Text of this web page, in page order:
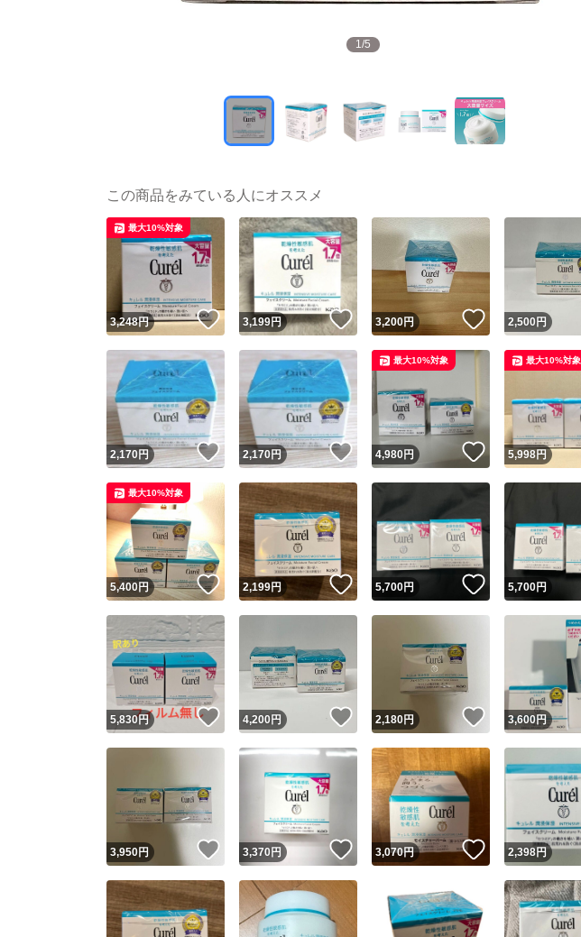
1/5
この商品をみている人にオススメ
3,248円 いいね！
最大10%対象
3,199円 いいね！
3,200円 いいね！
2,500円
2,170円 いいね！
2,170円 いいね！
4,980円 いいね！
最大10%対象
5,998円
最大10%対象
5,400円 いいね！
最大10%対象
2,199円 いいね！
5,700円 いいね！
5,700円
5,830円 いいね！
4,200円 いいね！
2,180円 いいね！
3,600円
3,950円 いいね！
3,370 円 いいね！
3,070円 いいね！
2,398円